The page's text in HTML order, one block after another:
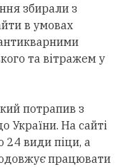
збирали з
в умовах
та вітражем у
потрапив з
України. На сайті
24 види піци, а
працювати